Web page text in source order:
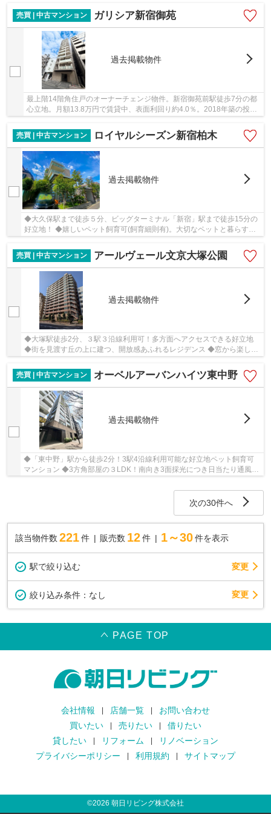
売買 | 中古マンション
ガリシア新宿御苑
過去掲載物件
最上階14階角住戸のオーナーチェンジ物件。新宿御苑前駅徒歩7分の都
心立地。月額13.8万円で賃貸中、表面利回り約4.0％。2018年築の投資
売買 | 中古マンション
ロイヤルシーズン新宿柏木
過去掲載物件
◆大久保駅まで徒歩５分、ビッグターミナル「新宿」駅まで徒歩15分の
好立地！ ◆嬉しいペット飼育可(飼育細則有)。大切なペットと暮らす理
想のお部屋 ◆新宿区アドレスながらも閑静な住宅...
売買 | 中古マンション
アールヴェール文京大塚公園
過去掲載物件
◆大塚駅徒歩2分、３駅３沿線利用可！多方面へアクセスできる好立地
◆街を見渡す丘の上に建つ、開放感あふれるレジデンス ◆窓から楽しむ
富士山ビュー、陽当たり良好で快適な3LDKファミ...
売買 | 中古マンション
オーベルアーバンハイツ東中野
過去掲載物件
◆「東中野」駅から徒歩2分！3駅4沿線利用可能な好立地ペット飼育可
マンション ◆3方角部屋の３LDK！南向き3面採光につき日当たり通風良
次の30件へ
該当物件数 221件 販売数 12 件 1～30 件を表示
駅で絞り込む 変更
絞り込み条件： なし 変更
PAGE TOP
会社情報 店舗一覧
お問い合わせ
買いたい
売りたい
借りたい
貸したい
リフォーム
リノベーション
プライバシーポリシー
利用規約 サイトマップ
©2026 朝日リビング株式会社